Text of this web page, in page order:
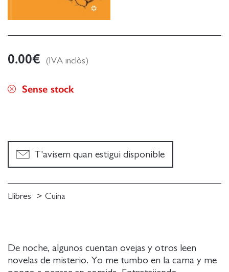
De noche, algunos cuentan ovejas y otros leen
novelas de misterio. Yo me tumbo en la cama y me
0.00€ (IVA inclòs)
Sense stock
T'avisem quan estigui disponible
Llibres Cuina